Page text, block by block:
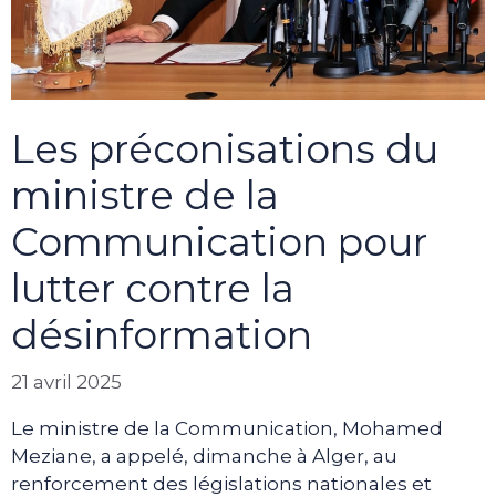
Les préconisations du
ministre de la
Communication pour
lutter contre la
désinformation
21 avril 2025
Le ministre de la Communication, Mohamed
Meziane, a appelé, dimanche à Alger, au
renforcement des législations nationales et